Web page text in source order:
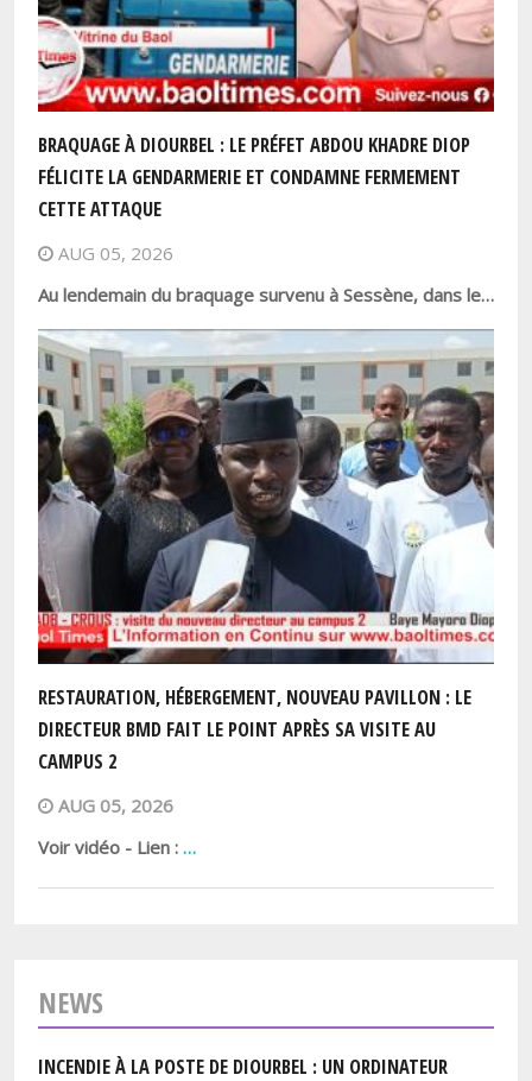
BRAQUAGE À DIOURBEL : LE PRÉFET ABDOU KHADRE DIOP
FÉLICITE LA GENDARMERIE ET CONDAMNE FERMEMENT
CETTE ATTAQUE
AUG 05, 2026
Au lendemain du braquage survenu à Sessène, dans le…
RESTAURATION, HÉBERGEMENT, NOUVEAU PAVILLON : LE
DIRECTEUR BMD FAIT LE POINT APRÈS SA VISITE AU
CAMPUS 2
AUG 05, 2026
Voir vidéo - Lien : …
NEWS
INCENDIE À LA POSTE DE DIOURBEL : UN ORDINATEUR